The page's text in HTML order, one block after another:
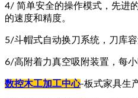
4/ 简单安全的操作模式，先进
的速度和精度。
5/斗帽式自动换刀系统，刀库容
6/高附着力真空吸附装置，每
数控木工加工中心-板式家具生